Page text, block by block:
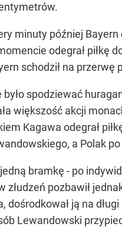
minuty później
odegrał piłkę
schodził na przerwę
było spodziewać
większość akcji
Kagawa odegrał
a Polak
bramkę - po
pozbawił
ją na
Lewandowski